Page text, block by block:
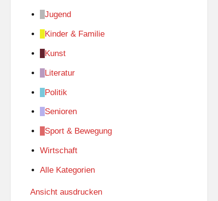
Jugend
Kinder & Familie
Kunst
Literatur
Politik
Senioren
Sport & Bewegung
Wirtschaft
Alle Kategorien
Ansicht ausdrucken